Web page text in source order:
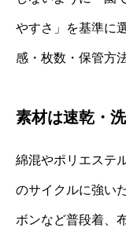
やすさ」を基準に
感・枚数・保管方
素材は速乾・
綿混やポリエステ
のサイクルに強い
ボンなど普段着、